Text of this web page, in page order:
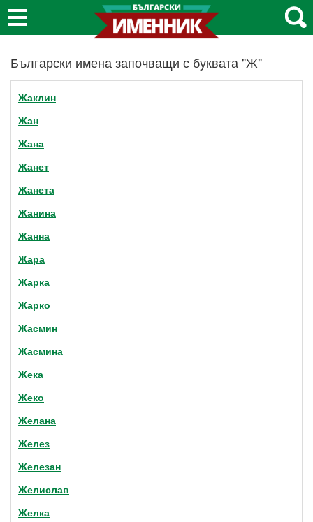
Български имена започващи с буквата "Ж"
Жаклин
Жан
Жана
Жанет
Жанета
Жанина
Жанна
Жара
Жарка
Жарко
Жасмин
Жасмина
Жека
Жеко
Желана
Желез
Железан
Желислав
Желка